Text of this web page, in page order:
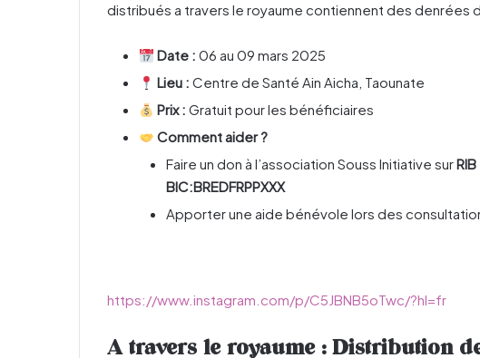
distribués a travers le royaume contiennent des denrées
Date : 06 au 09 mars 2025
Lieu : Centre de Santé Ain Aicha, Taounate
Prix : Gratuit pour les bénéficiaires
Comment aider ?
Faire un don à l’association Souss Initiative sur
BIC:BREDFRPPXXX
Apporter une aide bénévole lors des
https://www.instagram.com/p/C5JBNB5oTwc/?hl=fr
A travers le royaume : Distribution